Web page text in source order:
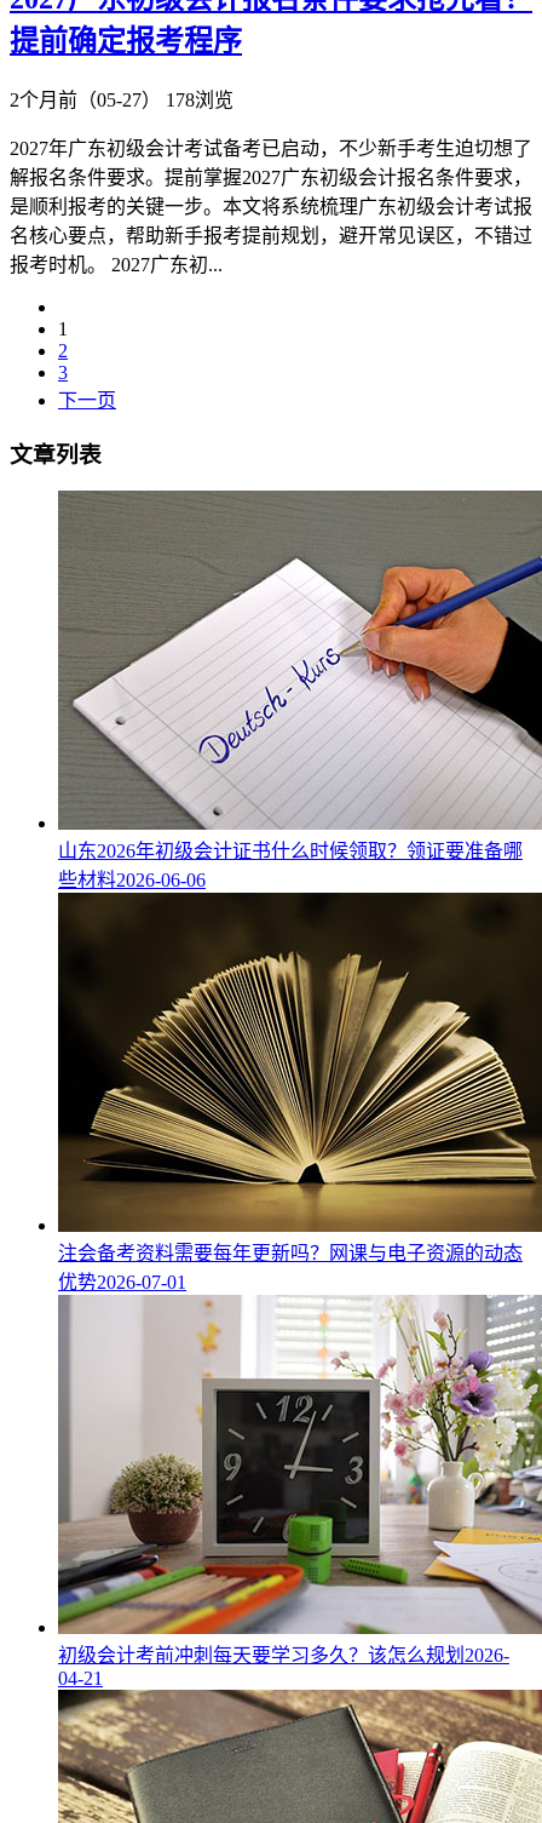
提前确定报考程序
2个月前（05-27） 178浏览
2027年广东初级会计考试备考已启动，不少新手考生迫切想了
解报名条件要求。提前掌握2027广东初级会计报名条件要求，
是顺利报考的关键一步。本文将系统梳理广东初级会计考试报
名核心要点，帮助新手报考提前规划，避开常见误区，不错过
报考时机。 2027广东初...
1
2
3
下一页
文章列表
山东2026年初级会计证书什么时候领取？领证要准备哪
些材料2026-06-06
注会备考资料需要每年更新吗？网课与电子资源的动态
优势2026-07-01
初级会计考前冲刺每天要学习多久？该怎么规划 2026-
04-21